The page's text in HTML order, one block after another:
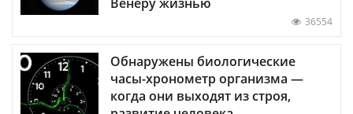
36554
Обнаружены биологические
часы-хронометр организма —
когда они выходят из строя,